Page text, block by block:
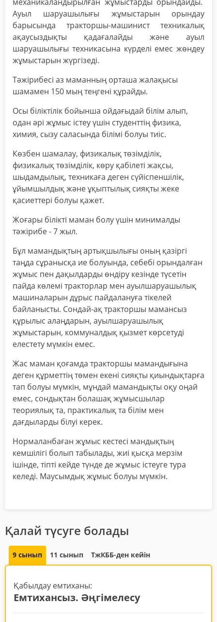
Ауыл шаруашылығы жұмыстарын орындау
барысында тракторшы-машинист техникалық
ақаусыздықты қадағалайды және ауыл
шаруашылығы техникасына күрделі емес жөндеу
жұмыстарын жүргізеді.
Тәжірибесі аз маманның орташа жалақысы
шамамен 150 мың теңгені құрайды.
Осы біліктілік бойынша ойдағыдай білім алып,
одан әрі жұмыс істеу үшін студенттің физика,
химия, сызу саласында білімі болуы тиіс.
Көзбен шамалау, физикалық төзімділік,
физикалық төзімділік, көру қабілеті жақсы,
шыдамдылық, техникаға деген сүйіспеншілік,
ұйымшылдық және ұқыптылық сияқты жеке
қасиеттері болуы қажет.
Жоғары білікті маман болу үшін минималды
тәжірибе - 7 жыл.
Бұл мамандықтың артықшылығы оның қазіргі
таңда сұранысқа ие болуында, себебі орындалған
жұмыс пен дақылдарды өндіру кезінде түсетін
пайда көлемі тракторлар мен ауылшаруашылық
машиналарын дұрыс пайдалануға тікелей
байланысты. Сондай-ақ тракторшы мамансыз
құрылыс алаңдарын, ауылшаруашылық
жұмыстарын, коммуналдық қызмет көрсетуді
елестету мүмкін емес.
Жас маман қоғамда тракторшы мамандығына
деген құрметтің төмен екені сияқты қиындықтарға
тап болуы мүмкін, мұндай мамандықты оқу оңай
емес, сондықтан болашақ жұмысшылар
теориялық та, практикалық та білім мен
дағдыларды білуі керек.
Нормаланбаған жұмыс кестесі мандықтың
кемшілігі болып табылады, жиі қысқа мерзім
ішінде, тіпті кейде түнде де жұмыс істеуге тура
келеді. Маусымдық жұмыс болуы мүмкін.
Қалай түсуге болады
9 сынып 11 сынып ТжКББ-ден кейін
Қабылдау емтиханы:
Емтихансыз. Әңгімелесу